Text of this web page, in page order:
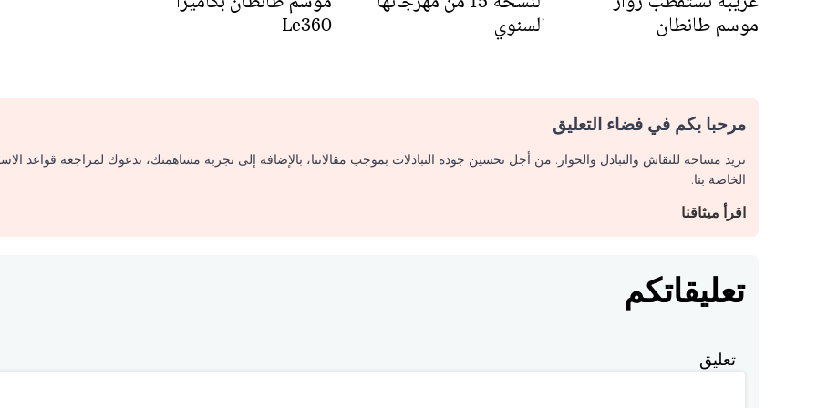
موسم طانطان
السنوي
Le360
مرحبا بكم في فضاء التعليق
نريد مساحة للنقاش والتبادل والحوار. من أجل تحسين جودة التبادلات بموجب مقالاتنا، بالإضافة إلى تجربة مساهمتك، ندعوك لمراجعة قواعد
الخاصة بنا.
اقرأ ميثاقنا
تعليقاتكم
تعليق